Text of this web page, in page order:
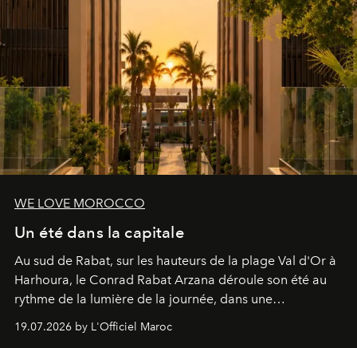
WE LOVE MOROCCO
Un été dans la capitale
Au sud de Rabat, sur les hauteurs de la plage Val d'Or à
Harhoura, le Conrad Rabat Arzana déroule son été au
rythme de la lumière de la journée, dans une
programmation pensée comme une succession de
rendez-vous avec l’océan.
19.07.2026 by L'Officiel Maroc